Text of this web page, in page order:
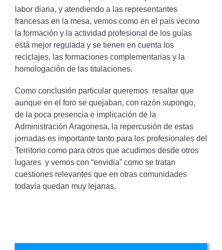
labor diaria, y atendiendo a las representantes
francesas en la mesa, vemos como en el país vecino
la formación y la actividad profesional de los guías
está mejor regulada y se tienen en cuenta los
reciclajes, las formaciones complementarias y la
homologación de las titulaciones.
Como conclusión particular queremos resaltar que
aunque en el foro se quejaban, con razón supongo,
de la poca presencia e implicación de la
Administración Aragonesa, la repercusión de estas
jornadas es importante tanto para los profesionales del
Territorio como para otros que acudimos desde otros
lugares y vemos con “envidia” como se tratan
cuestiones relevantes que en otras comunidades
todavía quedan muy lejanas.